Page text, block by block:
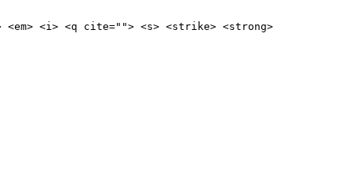
<i> <q cite=""> <s> <strike> <strong>